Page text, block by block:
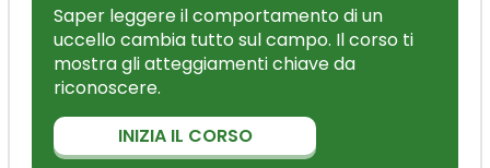
Saper leggere il comportamento di un
uccello cambia tutto sul campo. Il corso ti
mostra gli atteggiamenti chiave da
riconoscere.
INIZIA IL CORSO